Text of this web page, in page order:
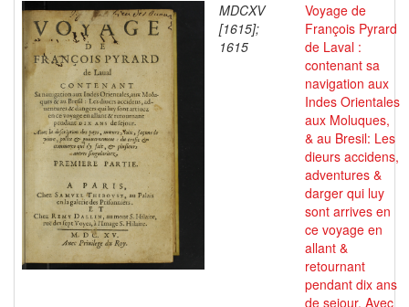
MDCXV
[1615];
1615
Voyage de
François Pyrard
de Laval :
contenant sa
navigation aux
Indes Orientales
aux Moluques,
& au Bresil: Les
dieurs accidens,
adventures &
darger qui luy
sont arrives en
ce voyage en
allant &
retournant
pendant dix ans
de sejour. Avec